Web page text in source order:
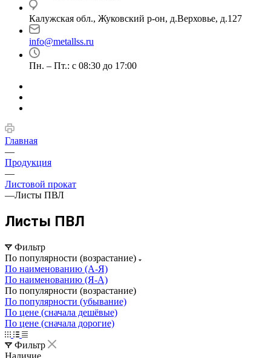
Калужская обл., Жуковский р-он, д.Верховье, д.127
info@metallss.ru
Пн. – Пт.: с 08:30 до 17:00
Главная
—
Продукция
—
Листовой прокат
—Листы ПВЛ
Листы ПВЛ
Фильтр
По популярности (возрастание)
По наименованию (А-Я)
По наименованию (Я-А)
По популярности (возрастание)
По популярности (убывание)
По цене (сначала дешёвые)
По цене (сначала дорогие)
Фильтр
Наличие